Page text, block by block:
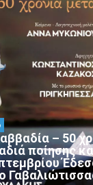
– 50
ποίησης